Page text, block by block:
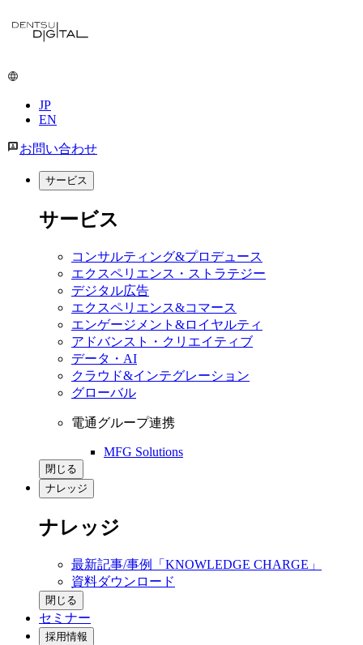
JP
EN
お問い合わせ
サービス
サービス
コンサルティング&プロデュース
エクスペリエンス・ストラテジー
デジタル広告
エクスペリエンス&コマース
エンゲージメント&ロイヤルティ
アドバンスト・クリエイティブ
データ・AI
クラウド&インテグレーション
グローバル
電通グループ連携
MFG Solutions
閉じる
ナレッジ
ナレッジ
最新記事/事例「KNOWLEDGE CHARGE」
資料ダウンロード
閉じる
セミナー
採用情報